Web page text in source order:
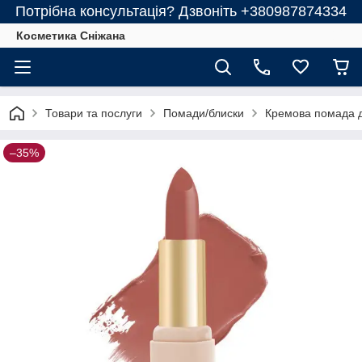
Потрібна консультація? Дзвоніть +380987874334
Косметика Сніжана
Товари та послуги Помади/блиски Кремова помада
–35%